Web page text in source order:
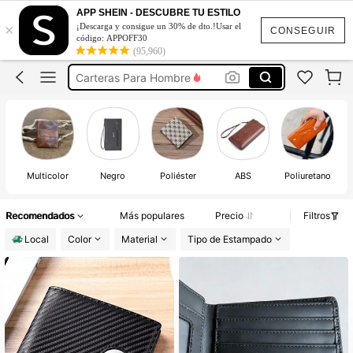
CONSEGUIR
×
APP SHEIN - DESCUBRE TU ESTILO
¡Descarga y consigue un 30% de dto.!Usar el
código: APPOFF30
(95,960)
Billeteras De Hombre De Cuero
Billeteras De Hombre
Carteras Para Hombre
Tarjetero Para Hombre
Billeteras De Hombre De Cuero
Billeteras De Hombre
Multicolor Negro Poliéster ABS Poliuretano
Recomendados Más populares Precio
Filtros
Local
Color Material Tipo de Estampado